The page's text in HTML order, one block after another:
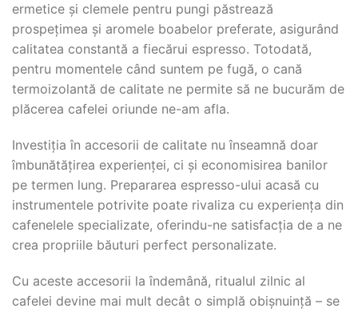
ermetice și clemele pentru pungi păstrează
prospețimea și aromele boabelor preferate, asigurând
calitatea constantă a fiecărui espresso. Totodată,
pentru momentele când suntem pe fugă, o cană
termoizolantă de calitate ne permite să ne bucurăm de
plăcerea cafelei oriunde ne-am afla.
Investiția în accesorii de calitate nu înseamnă doar
îmbunătățirea experienței, ci și economisirea banilor
pe termen lung. Prepararea espresso-ului acasă cu
instrumentele potrivite poate rivaliza cu experiența din
cafenelele specializate, oferindu-ne satisfacția de a ne
crea propriile băuturi perfect personalizate.
Cu aceste accesorii la îndemână, ritualul zilnic al
cafelei devine mai mult decât o simplă obișnuință – se